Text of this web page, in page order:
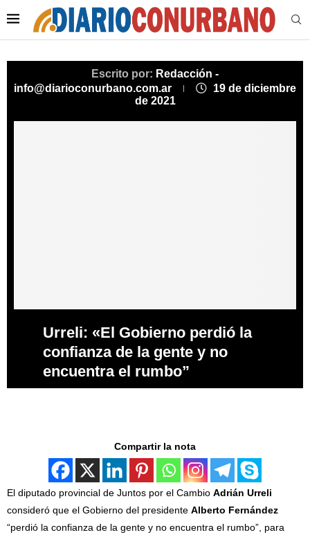
Escrito por: Redacción -
info@diarioconurbano.com.ar
19 de diciembre
de 2021
Urreli: «El Gobierno perdió la
confianza de la gente y no
encuentra el rumbo”
Compartir la nota
El diputado provincial de Juntos por el Cambio Adrián Urreli
consideró que el Gobierno del presidente Alberto Fernández
“perdió la confianza de la gente y no encuentra el rumbo”, para